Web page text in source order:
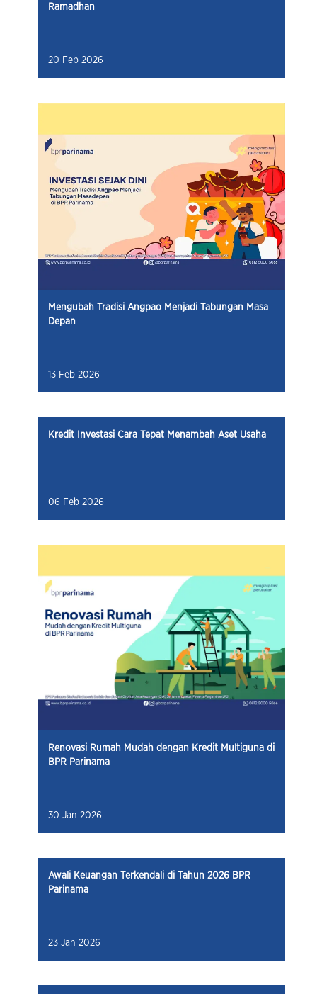
Mengubah Tradisi Angpao Menjadi Tabungan Masa
Depan
13 Feb 2026
Kredit Investasi Cara Tepat Menambah Aset Usaha
06 Feb 2026
Renovasi Rumah Mudah dengan Kredit Multiguna di
BPR Parinama
30 Jan 2026
Awali Keuangan Terkendali di Tahun 2026 BPR
23 Jan 2026
Isra’ Mi’raj dan Makna Amanah dalam Mengelola